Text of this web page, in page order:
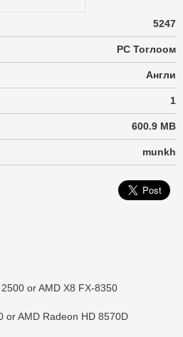
5247
PC Тоглоом
Англи
1
600.9 MB
munkh
or AMD X8 FX-8350
or AMD Radeon HD 8570D